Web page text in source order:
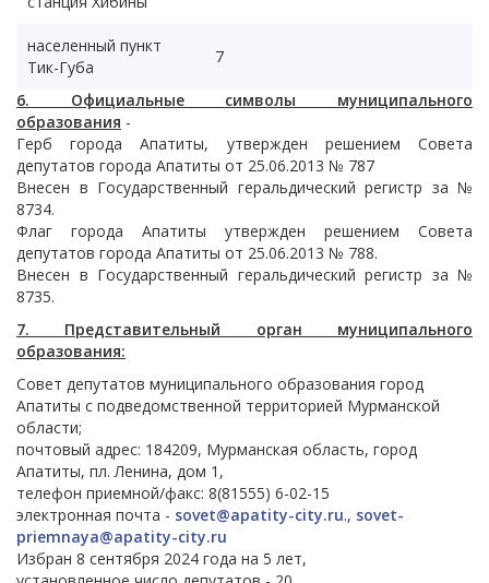
населенный пункт
Тик-Губа
7
6. Официальные символы муниципального
образования -
Герб города Апатиты, утвержден решением Совета
депутатов города Апатиты от 25.06.2013 № 787
Внесен в Государственный геральдический регистр за №
8734.
Флаг города Апатиты утвержден решением Совета
депутатов города Апатиты от 25.06.2013 № 788.
Внесен в Государственный геральдический регистр за №
8735.
7. Представительный орган муниципального
образования:
Совет депутатов муниципального образования город
Апатиты с подведомственной территорией Мурманской
области;
почтовый адрес: 184209, Мурманская область, город
Апатиты, пл. Ленина, дом 1,
телефон приемной/факс: 8(81555) 6-02-15
электронная почта - sovet@apatity-city.ru., sovet-
priemnaya@apatity-city.ru
Избран 8 сентября 2024 года на 5 лет,